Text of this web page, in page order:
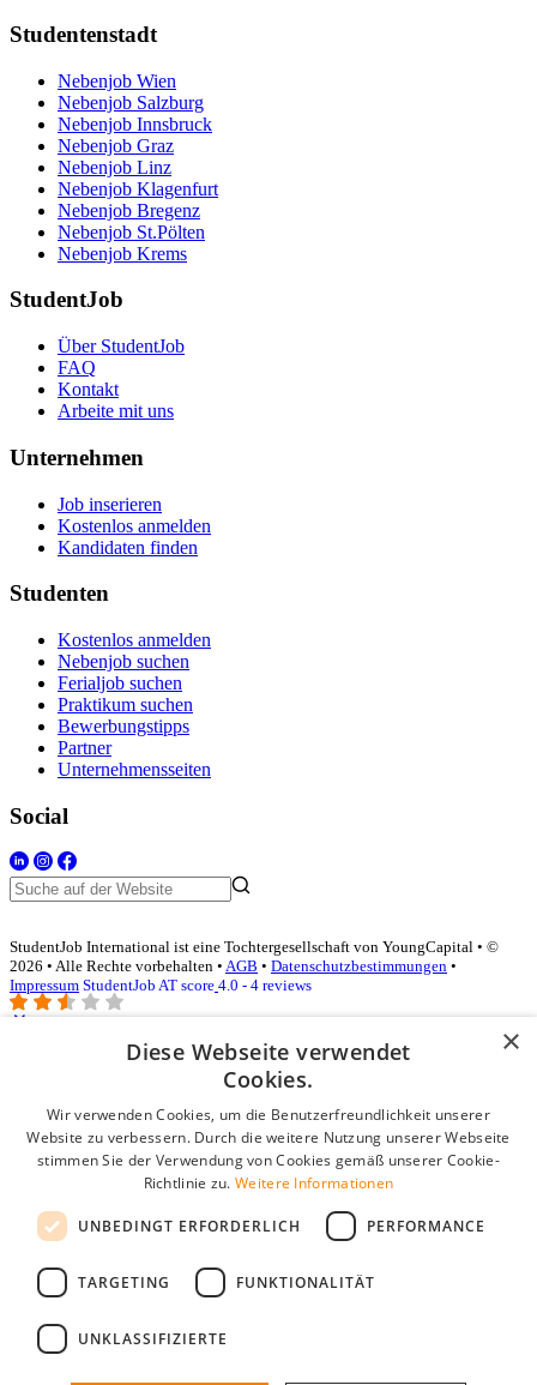
Studentenstadt
Nebenjob Wien
Nebenjob Salzburg
Nebenjob Innsbruck
Nebenjob Graz
Nebenjob Linz
Nebenjob Klagenfurt
Nebenjob Bregenz
Nebenjob St.Pölten
Nebenjob Krems
StudentJob
Über StudentJob
FAQ
Kontakt
Arbeite mit uns
Unternehmen
Job inserieren
Kostenlos anmelden
Kandidaten finden
Studenten
Kostenlos anmelden
Nebenjob suchen
Ferialjob suchen
Praktikum suchen
Bewerbungstipps
Partner
Unternehmensseiten
Social
StudentJob International ist eine Tochtergesellschaft von YoungCapital • ©
2026 • Alle Rechte vorbehalten • AGB • Datenschutzbestimmungen •
Impressum StudentJob AT score 4.0 - 4 reviews
Login für Unternehmen
E-Mail*
Passwort
Angemeldet bleiben
Passwort vergessen?
Kostenloses Unternehmensprofil
Wenn Sie sich registriert haben, können Sie ein Unternehmensprofil
×
Diese Webseite verwendet
Cookies.
Wir verwenden Cookies, um die Benutzerfreundlichkeit unserer
Website zu verbessern. Durch die weitere Nutzung unserer Webseite
stimmen Sie der Verwendung von Cookies gemäß unserer Cookie-
Richtlinie zu. Weitere Informationen
UNBEDINGT ERFORDERLICH PERFORMANCE
TARGETING FUNKTIONALITÄT
UNKLASSIFIZIERTE